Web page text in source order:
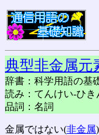
典型非金属元
辞書：科学用語の基
読み：てんけい-ひき
品詞：名詞
金属ではない(非金属)